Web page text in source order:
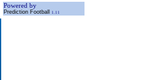
Powered by
Prediction Football 1.11